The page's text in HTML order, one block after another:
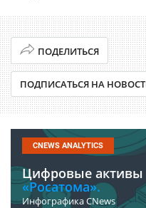
ПОДЕЛИТЬСЯ
ПОДПИСАТЬСЯ НА
CNEWS ANALYTICS
Цифровые активы
«Росатома».
Инфографика CNews